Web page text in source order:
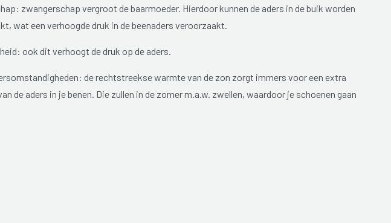
zwangerschap vergroot de baarmoeder. Hierdoor kunnen de aders in de buik worden
wat een verhoogde druk in de beenaders veroorzaakt.
ook dit verhoogt de druk op de aders.
de rechtstreekse warmte van de zon zorgt immers voor een extra
de aders in je benen. Die zullen in de zomer m.a.w. zwellen, waardoor je schoenen gaan